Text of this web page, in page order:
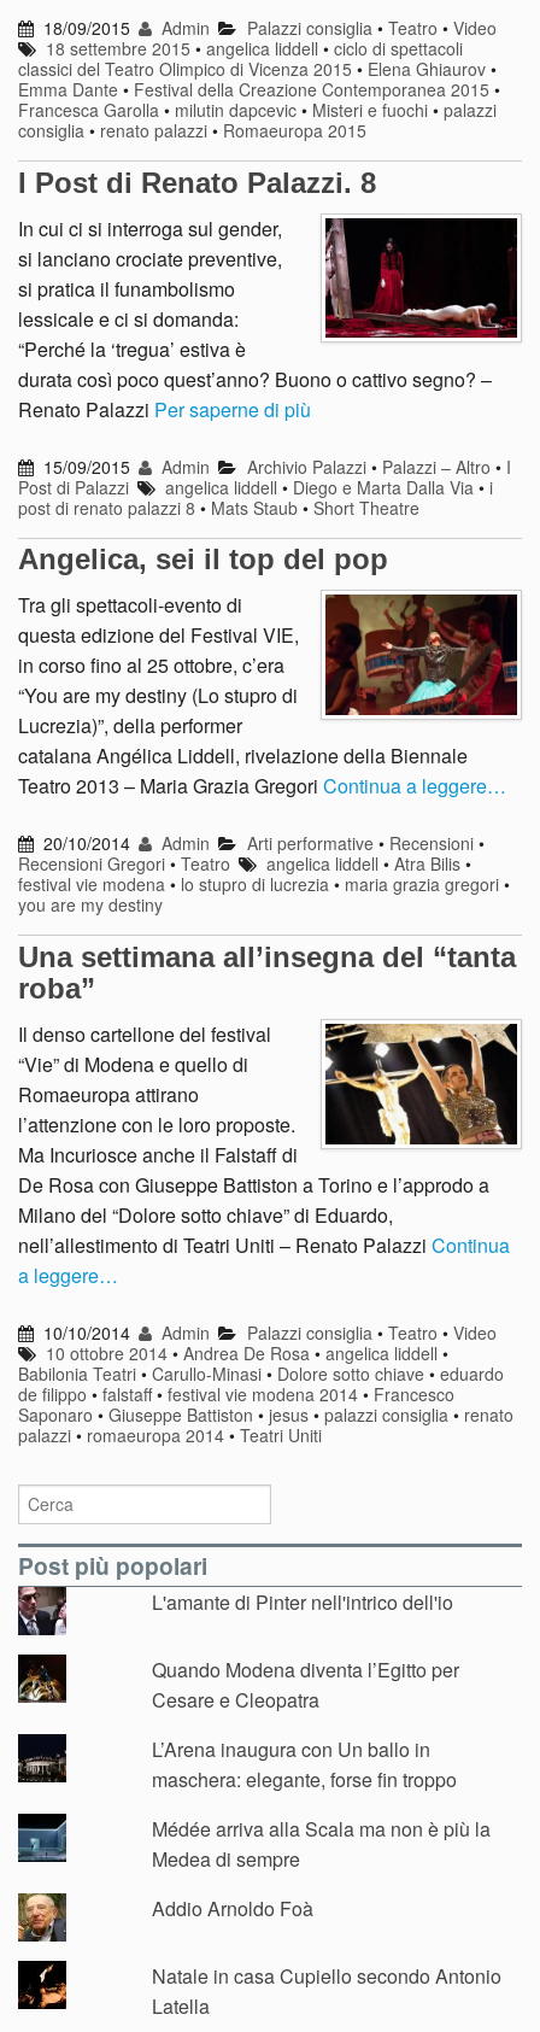
18/09/2015 Admin Palazzi consiglia • Teatro • Video
18 settembre 2015 •angelica liddell •ciclo di spettacoli
classici del Teatro Olimpico di Vicenza 2015 • Elena Ghiaurov •
Emma Dante • Festival della Creazione Contemporanea 2015 •
Francesca Garolla • milutin dapcevic • Misteri e fuochi • palazzi
consiglia • renato palazzi • Romaeuropa 2015
I Post di Renato Palazzi. 8
In cui ci si interroga sul gender,
si lanciano crociate preventive,
si pratica il funambolismo
lessicale e ci si domanda:
“Perché la ‘tregua’ estiva è
durata così poco quest’anno? Buono o cattivo segno? –
Renato Palazzi Per saperne di più
15/09/2015 Admin Archivio Palazzi• Palazzi – Altro • I
Post di Palazzi
angelica liddell • Diego e Marta Dalla Via •i
post di renato palazzi 8 • Mats Staub • Short Theatre
Angelica, sei il top del pop
Tra gli spettacoli-evento di
questa edizione del Festival VIE,
in corso fino al 25 ottobre, c’era
“You are my destiny (Lo stupro di
Lucrezia)”, della performer
catalana Angélica Liddell, rivelazione della Biennale
Teatro 2013 – Maria Grazia Gregori Continua a leggere…
20/10/2014 Admin Arti performative• Recensioni•
Recensioni Gregori • Teatro angelica liddell •Atra Bilis •
festival vie modena • lo stupro di lucrezia • maria grazia gregori •
you are my destiny
Una settimana all’insegna del “tanta
roba”
Il denso cartellone del festival
“Vie” di Modena e quello di
Romaeuropa attirano
l’attenzione con le loro proposte.
Ma Incuriosce anche il Falstaff di
De Rosa con Giuseppe Battiston a Torino e l’approdo a
Milano del “Dolore sotto chiave” di Eduardo,
nell’allestimento di Teatri Uniti – Renato Palazzi Continua
a leggere…
10/10/2014 Admin Palazzi consiglia• Teatro • Video
10 ottobre 2014 •Andrea De Rosa •angelica liddell •
Babilonia Teatri • Carullo-Minasi • Dolore sotto chiave • eduardo
de filippo • falstaff• festival vie modena 2014 • Francesco
Saponaro • Giuseppe Battiston • jesus • palazzi consiglia • renato
palazzi • romaeuropa 2014 • Teatri Uniti
Post più popolari
L'amante di Pinter nell'intrico dell'io
Quando Modena diventa l’Egitto per
Cesare e Cleopatra
L’Arena inaugura con Un ballo in
maschera: elegante, forse fin troppo
Médée arriva alla Scala ma non è più la
Medea di sempre
Addio Arnoldo Foà
Natale in casa Cupiello secondo Antonio
Latella